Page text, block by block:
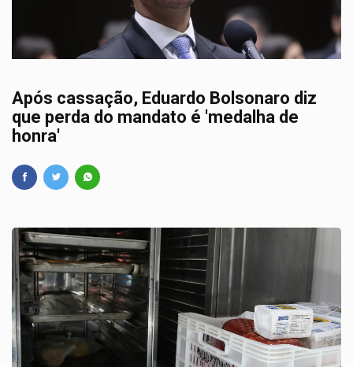
Após cassação, Eduardo Bolsonaro diz
que perda do mandato é 'medalha de
honra'